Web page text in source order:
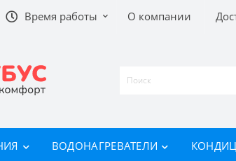
Время работы О компании
ВОДОНАГРЕВАТЕЛИ